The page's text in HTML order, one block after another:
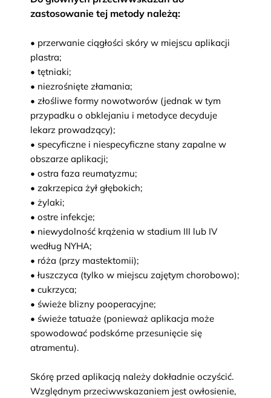
zastosowanie tej metody należą:
• przerwanie ciągłości skóry w miejscu aplikacji
plastra;
• tętniaki;
• niezrośnięte złamania;
• złośliwe formy nowotworów (jednak w tym
przypadku o obklejaniu i metodyce decyduje
lekarz prowadzący);
• specyficzne i niespecyficzne stany zapalne w
obszarze aplikacji;
• ostra faza reumatyzmu;
• zakrzepica żył głębokich;
• żylaki;
• ostre infekcje;
• niewydolność krążenia w stadium III lub IV
według NYHA;
• róża (przy mastektomii);
• łuszczyca (tylko w miejscu zajętym chorobowo);
• cukrzyca;
• świeże blizny pooperacyjne;
• świeże tatuaże (ponieważ aplikacja może
spowodować podskórne przesunięcie się
atramentu).
Skórę przed aplikacją należy dokładnie oczyścić.
Względnym przeciwwskazaniem jest owłosienie,